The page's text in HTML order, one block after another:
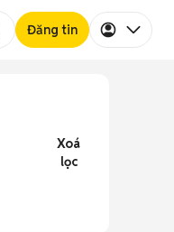
Đăng tin
Xoá
lọc